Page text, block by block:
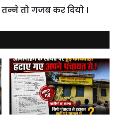
तो गजब कर दियो ।